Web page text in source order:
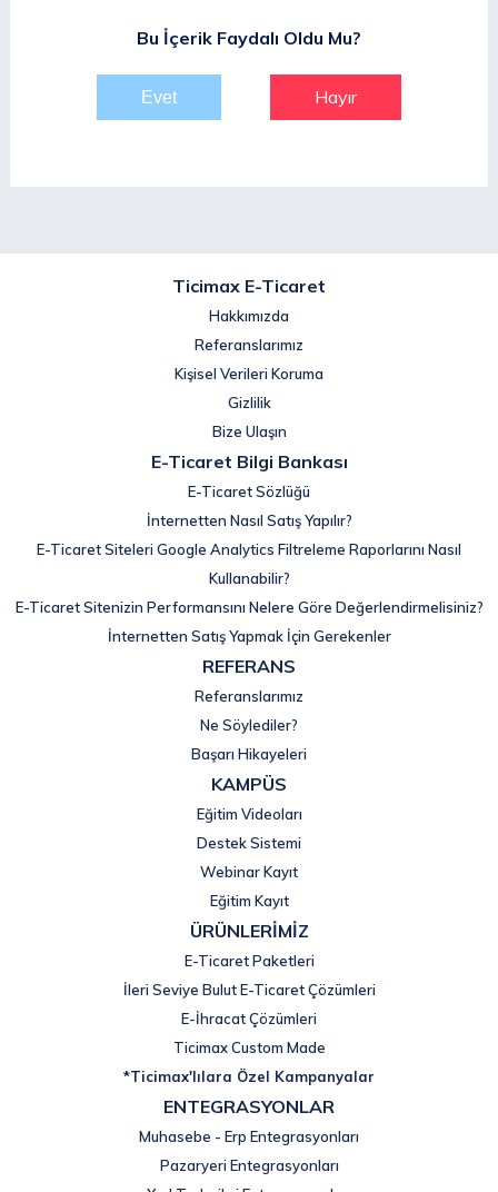
Bu İçerik Faydalı Oldu Mu?
Hayır
Ticimax E-Ticaret
Hakkımızda
Referanslarımız
Kişisel Verileri Koruma
Gizlilik
Bize Ulaşın
E-Ticaret Bilgi Bankası
E-Ticaret Sözlüğü
İnternetten Nasıl Satış Yapılır?
E-Ticaret Siteleri Google Analytics Filtreleme Raporlarını Nasıl
Kullanabilir?
E-Ticaret Sitenizin Performansını Nelere Göre Değerlendirmelisiniz?
İnternetten Satış Yapmak İçin Gerekenler
REFERANS
Referanslarımız
Ne Söylediler?
Başarı Hikayeleri
KAMPÜS
Eğitim Videoları
Destek Sistemi
Webinar Kayıt
Eğitim Kayıt
ÜRÜNLERİMİZ
E-Ticaret Paketleri
İleri Seviye Bulut E-Ticaret Çözümleri
E-İhracat Çözümleri
Ticimax Custom Made
*Ticimax'lılara Özel Kampanyalar
ENTEGRASYONLAR
Muhasebe - Erp Entegrasyonları
Pazaryeri Entegrasyonları